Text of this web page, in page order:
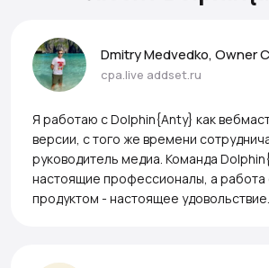
Dmitry Medvedko, Owner
cpa.live addset.ru
Я работаю с Dolphin{Anty} как
версии, с того же времени
руководитель медиа. Команда
настоящие профессионалы, а работа
продуктом - настоящее